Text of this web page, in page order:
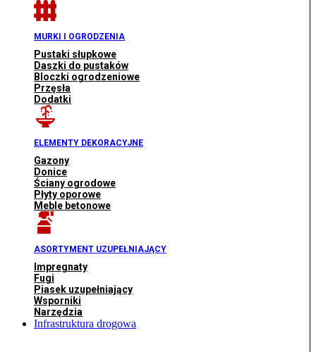
MURKI I OGRODZENIA
Pustaki słupkowe
Daszki do pustaków
Bloczki ogrodzeniowe
Przęsła
Dodatki
ELEMENTY DEKORACYJNE
Gazony
Donice
Ściany ogrodowe
Płyty oporowe
Meble betonowe
ASORTYMENT UZUPEŁNIAJĄCY
Impregnaty
Fugi
Piasek uzupełniający
Wsporniki
Narzędzia
Infrastruktura drogowa